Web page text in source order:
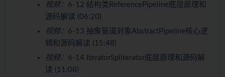
视频： 6-12 结构类ReferencePipeline底层原理和
源码解读 (06:20)
视频： 6-13 抽象管道对象AbstractPipeline核心逻
辑和源码解读 (15:48)
视频： 6-14 IteratorSpliterator底层原理和源码解
读 (11:08)